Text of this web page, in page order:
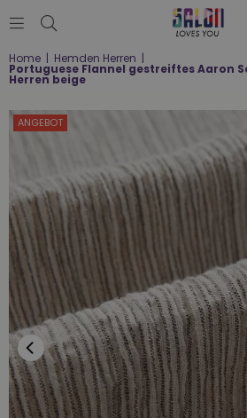
Home | Hemden Herren |
Portuguese Flannel gestreiftes Aaron
Herren beige
ANGEBOT